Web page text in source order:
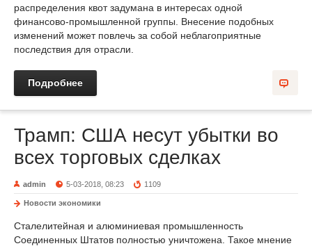
распределения квот задумана в интересах одной
финансово-промышленной группы. Внесение подобных
изменений может повлечь за собой неблагоприятные
последствия для отрасли.
Подробнее
Трамп: США несут убытки во
всех торговых сделках
admin 5-03-2018, 08:23 1109
Новости экономики
Сталелитейная и алюминиевая промышленность
Соединенных Штатов полностью уничтожена. Такое мнение